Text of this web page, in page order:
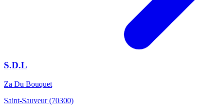
S.D.L
Za Du Bouquet
Saint-Sauveur (70300)